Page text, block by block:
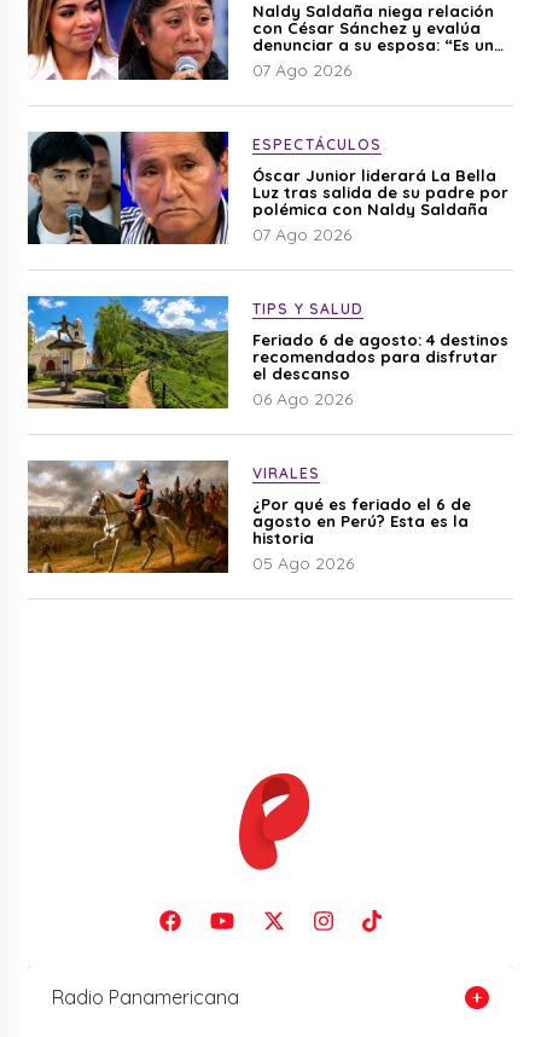
Naldy Saldaña niega relación
con César Sánchez y evalúa
denunciar a su esposa: “Es una
difamación”
07 Ago 2026
ESPECTÁCULOS
Óscar Junior liderará La Bella
Luz tras salida de su padre por
polémica con Naldy Saldaña
07 Ago 2026
TIPS Y SALUD
Feriado 6 de agosto: 4 destinos
recomendados para disfrutar
el descanso
06 Ago 2026
VIRALES
¿Por qué es feriado el 6 de
agosto en Perú? Esta es la
historia
05 Ago 2026
Radio Panamericana